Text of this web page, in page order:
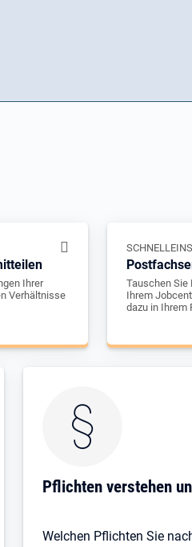
Ihrer
Verhältnisse
Tauschen Sie
Ihrem
dazu in Ihrem
Pflichten verstehen
Welchen Pflichten Sie